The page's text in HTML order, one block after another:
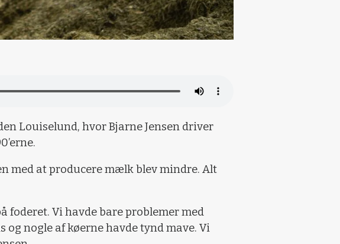
Louiselund, hvor Bjarne Jensen driver
med at producere mælk blev mindre. Alt
foderet. Vi havde bare problemer med
nogle af køerne havde tynd mave. Vi